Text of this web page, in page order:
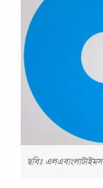
ছবিঃ এলএবাংলাটাইমস